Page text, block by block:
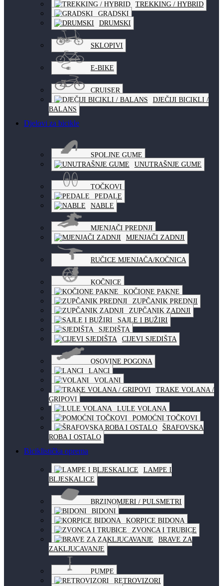
TREKKING / HYBRID
GRADSKI
DRUMSKI
SKLOPIVI
E-BIKE
CRUISER
DJEČIJI BICIKLI /
BALANS
Djelovi za bicikle
SPOLJNE GUME
UNUTRAŠNJE GUME
TOČKOVI
PEDALE
NABLE
MJENJAČI PREDNJI
MJENJAČI ZADNJI
RUČICE MJENJAČA/KOČNICA
KOČNICE
KOČIONE PAKNE
ZUPČANIK PREDNJI
ZUPČANIK ZADNJI
SAJLE I BUŽIRI
SJEDIŠTA
CIJEVI SJEDIŠTA
OSOVINE POGONA
LANCI
VOLANI
TRAKE VOLANA /
GRIPOVI
LULE VOLANA
POMOĆNI TOČKOVI
ŠRAFOVSKA
ROBA I OSTALO
Biciklistička oprema
LAMPE I
BLJESKALICE
BRZINOMJERI / PULSMETRI
BIDONI
KORPICE BIDONA
ZVONCA I TRUBICE
BRAVE ZA
ZAKLJUCAVANJE
PUMPE
RETROVIZORI